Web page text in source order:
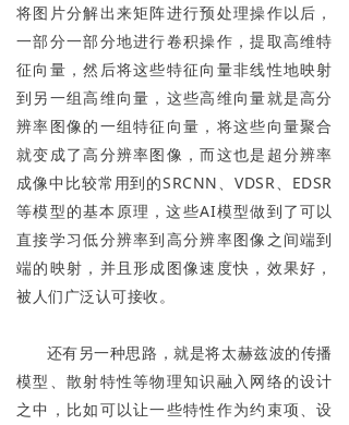
将图片分解出来矩阵进行预处理操作以后，
一部分一部分地进行卷积操作，提取高维特
征向量，然后将这些特征向量非线性地映射
到另一组高维向量，这些高维向量就是高分
辨率图像的一组特征向量，将这些向量聚合
就变成了高分辨率图像，而这也是超分辨率
成像中比较常用到的SRCNN、VDSR、EDSR
等模型的基本原理，这些AI模型做到了可以
直接学习低分辨率到高分辨率图像之间端到
端的映射，并且形成图像速度快，效果好，
被人们广泛认可接收。
还有另一种思路，就是将太赫兹波的传播
模型、散射特性等物理知识融入网络的设计
之中，比如可以让一些特性作为约束项、设